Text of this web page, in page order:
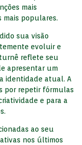
mais
mais populares.
sua visão
evoluir e
reflete seu
apresentar um
identidade atual. A
por repetir fórmulas
e para a
ao seu
nos últimos